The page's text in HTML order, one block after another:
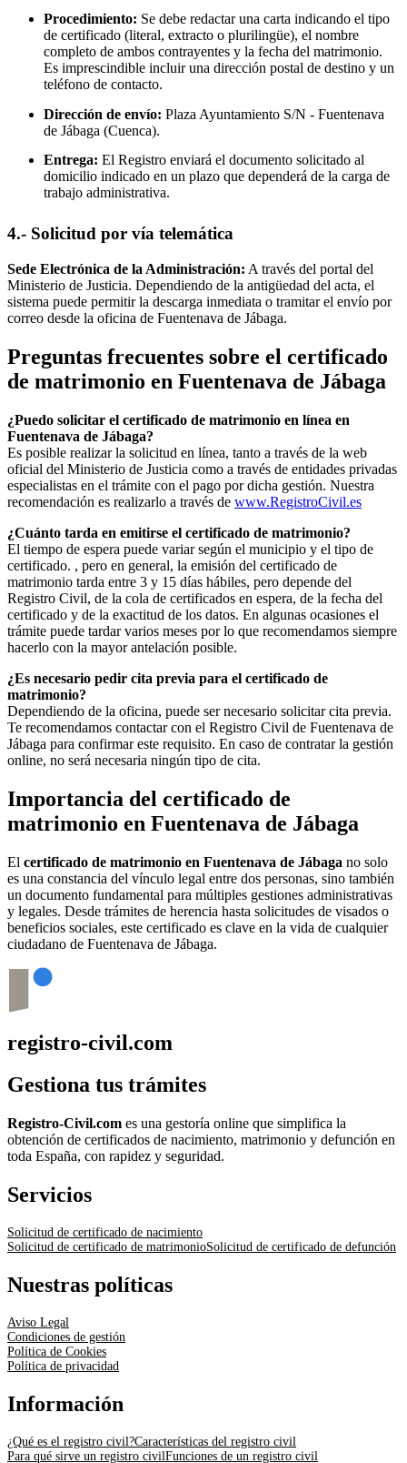
Procedimiento: Se debe redactar una carta indicando el tipo
de certificado (literal, extracto o plurilingüe), el nombre
completo de ambos contrayentes y la fecha del matrimonio.
Es imprescindible incluir una dirección postal de destino y un
teléfono de contacto.
Dirección de envío: Plaza Ayuntamiento S/N - Fuentenava
de Jábaga (Cuenca).
Entrega: El Registro enviará el documento solicitado al
domicilio indicado en un plazo que dependerá de la carga de
trabajo administrativa.
4.- Solicitud por vía telemática
Sede Electrónica de la Administración: A través del portal del
Ministerio de Justicia. Dependiendo de la antigüedad del acta, el
sistema puede permitir la descarga inmediata o tramitar el envío por
correo desde la oficina de Fuentenava de Jábaga.
Preguntas frecuentes sobre el certificado
de matrimonio en Fuentenava de Jábaga
¿Puedo solicitar el certificado de matrimonio en línea en
Fuentenava de Jábaga?
Es posible realizar la solicitud en línea, tanto a través de la web
oficial del Ministerio de Justicia como a través de entidades privadas
especialistas en el trámite con el pago por dicha gestión. Nuestra
recomendación es realizarlo a través de www.RegistroCivil.es
¿Cuánto tarda en emitirse el certificado de matrimonio?
El tiempo de espera puede variar según el municipio y el tipo de
certificado. , pero en general, la emisión del certificado de
matrimonio tarda entre 3 y 15 días hábiles, pero depende del
Registro Civil, de la cola de certificados en espera, de la fecha del
certificado y de la exactitud de los datos. En algunas ocasiones el
trámite puede tardar varios meses por lo que recomendamos siempre
hacerlo con la mayor antelación posible.
¿Es necesario pedir cita previa para el certificado de
matrimonio?
Dependiendo de la oficina, puede ser necesario solicitar cita previa.
Te recomendamos contactar con el Registro Civil de Fuentenava de
Jábaga para confirmar este requisito. En caso de contratar la gestión
online, no será necesaria ningún tipo de cita.
Importancia del certificado de
matrimonio en Fuentenava de Jábaga
El certificado de matrimonio en Fuentenava de Jábaga no solo
es una constancia del vínculo legal entre dos personas, sino también
un documento fundamental para múltiples gestiones administrativas
y legales. Desde trámites de herencia hasta solicitudes de visados o
beneficios sociales, este certificado es clave en la vida de cualquier
ciudadano de Fuentenava de Jábaga.
registro-civil.com
Gestiona tus trámites
Registro-Civil.com es una gestoría online que simplifica la
obtención de certificados de nacimiento, matrimonio y defunción en
toda España, con rapidez y seguridad.
Servicios
Solicitud de certificado de nacimiento
Solicitud de certificado de matrimonioSolicitud de certificado de defunción
Nuestras políticas
Aviso Legal
Condiciones de gestión
Política de Cookies
Política de privacidad
Información
¿Qué es el registro civil?Características del registro civil
Para qué sirve un registro civilFunciones de un registro civil